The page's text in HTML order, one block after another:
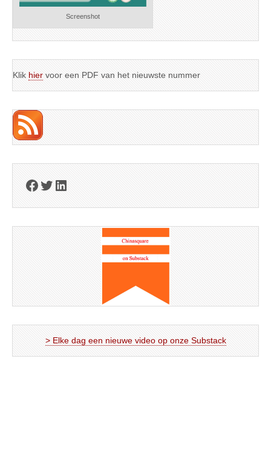
Screenshot
Klik hier voor een PDF van het nieuwste nummer
Facebook
Twitter
LinkedIn
> Elke dag een nieuwe video op onze Substack